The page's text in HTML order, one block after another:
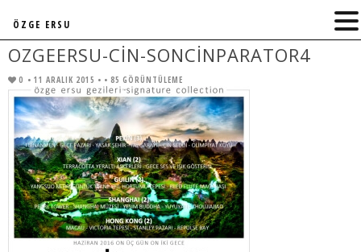
OZGEERSU-CIN-SONCINPARATOR4
0 • 11 ARALIK 2015 • • 85 GÖRÜNTÜLEME
ÖZGE ERSU